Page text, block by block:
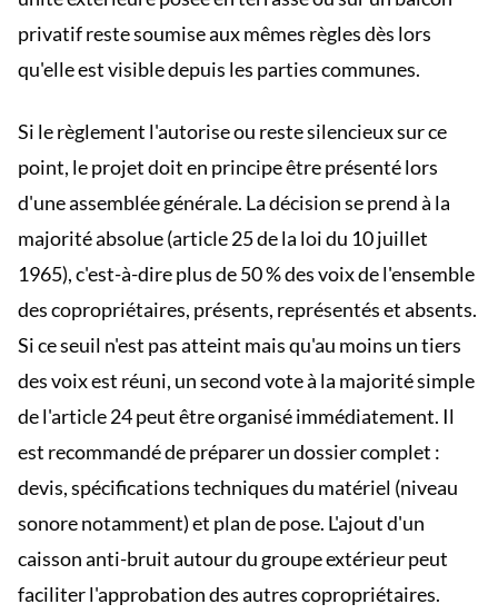
privatif reste soumise aux mêmes règles dès lors
qu'elle est visible depuis les parties communes.
Si le règlement l'autorise ou reste silencieux sur ce
point, le projet doit en principe être présenté lors
d'une assemblée générale. La décision se prend à la
majorité absolue (article 25 de la loi du 10 juillet
1965), c'est-à-dire plus de 50 % des voix de l'ensemble
des copropriétaires, présents, représentés et absents.
Si ce seuil n'est pas atteint mais qu'au moins un tiers
des voix est réuni, un second vote à la majorité simple
de l'article 24 peut être organisé immédiatement. Il
est recommandé de préparer un dossier complet :
devis, spécifications techniques du matériel (niveau
sonore notamment) et plan de pose. L'ajout d'un
caisson anti-bruit autour du groupe extérieur peut
faciliter l'approbation des autres copropriétaires.